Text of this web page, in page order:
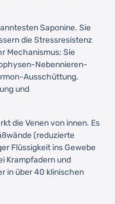
Saponine. Sie
die Stressresistenz
Mechanismus: Sie
Nebennieren-
Ausschüttung.
und
die Venen von innen. Es
(reduzierte
Flüssigkeit ins Gewebe
Krampfadern und
in über 40 klinischen